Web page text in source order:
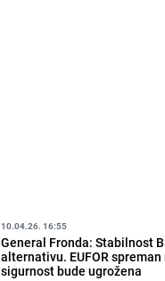
10.04.26. 16:55
General Fronda: Stabilnost
alternativu. EUFOR
sigurnost bude ugrožena